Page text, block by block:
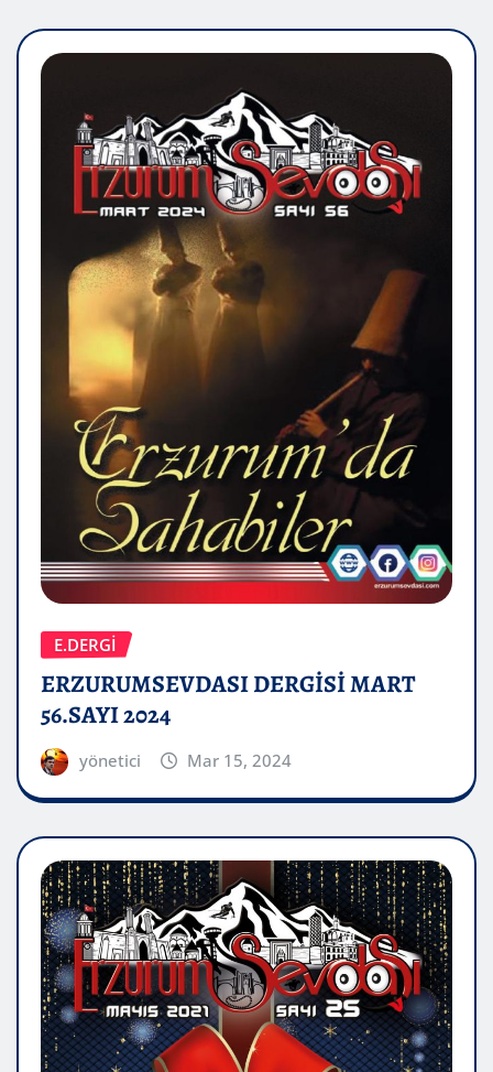
E.DERGİ
ERZURUMSEVDASI DERGİSİ MART
56.SAYI 2024
yönetici Mar 15, 2024